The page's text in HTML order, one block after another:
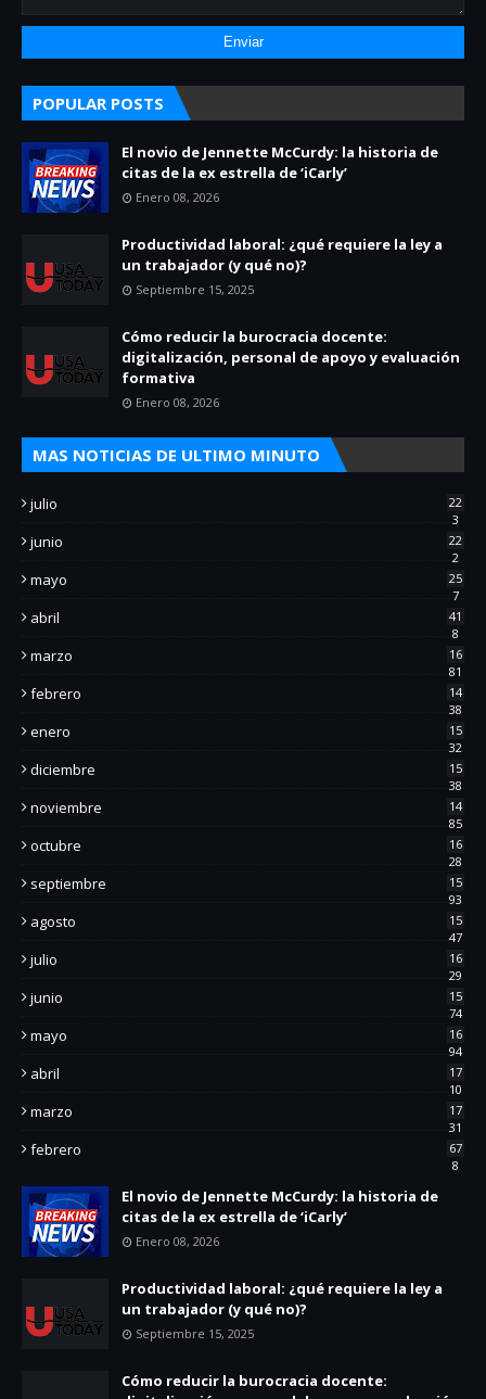
POPULAR POSTS
El novio de Jennette McCurdy: la historia de
citas de la ex estrella de ‘iCarly’
Enero 08, 2026
Productividad laboral: ¿qué requiere la ley a
un trabajador (y qué no)?
Septiembre 15, 2025
Cómo reducir la burocracia docente:
digitalización, personal de apoyo y evaluación
formativa
Enero 08, 2026
MAS NOTICIAS DE ULTIMO MINUTO
julio
22
3
junio
22
2
mayo
25
7
abril
41
8
marzo
16
81
febrero
14
38
enero
15
32
diciembre
15
38
noviembre
14
85
octubre
16
28
septiembre
15
93
agosto
15
47
julio
16
29
junio
15
74
mayo
16
94
abril
17
10
marzo
17
31
febrero
67
8
El novio de Jennette McCurdy: la historia de
citas de la ex estrella de ‘iCarly’
Enero 08, 2026
Productividad laboral: ¿qué requiere la ley a
un trabajador (y qué no)?
Septiembre 15, 2025
Cómo reducir la burocracia docente: